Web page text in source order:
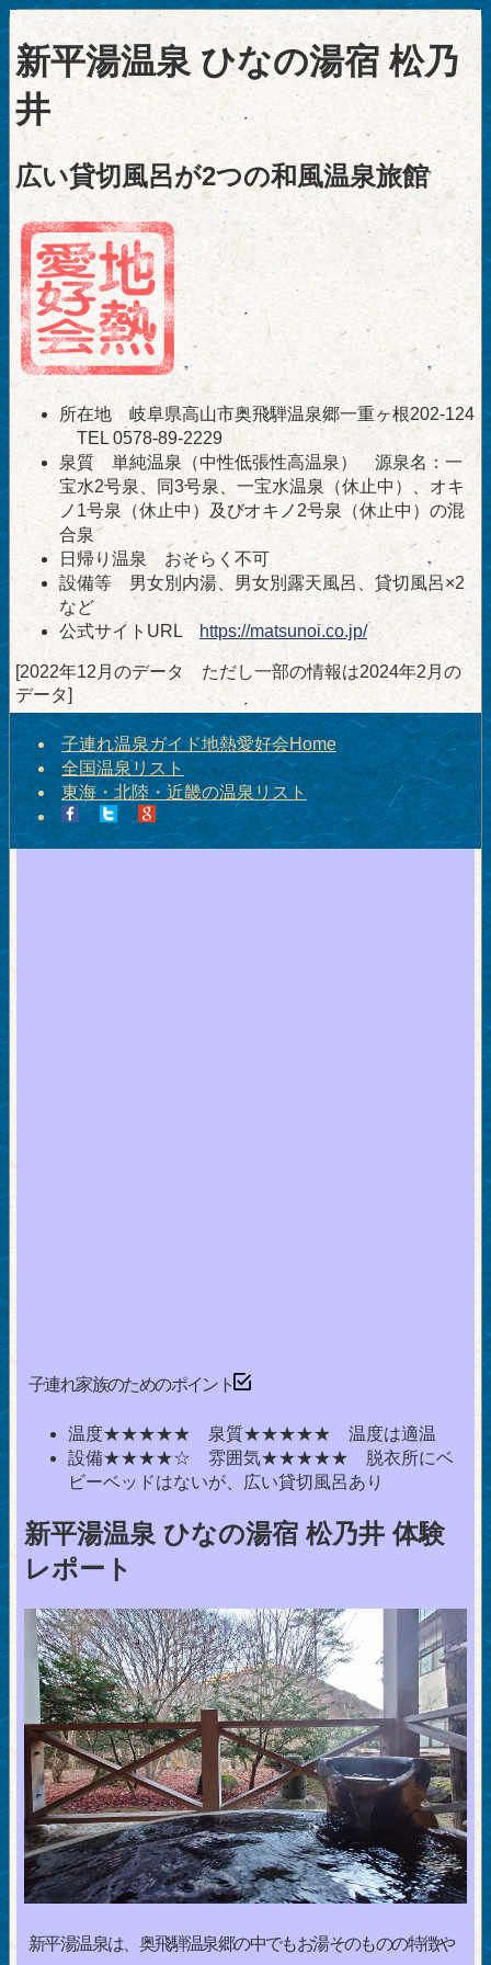
新平湯温泉 ひなの湯宿 松乃
井
広い貸切風呂が2つの和風温泉旅館
所在地 岐阜県高山市奥飛騨温泉郷一重ヶ根202-124
TEL 0578-89-2229
泉質 単純温泉（中性低張性高温泉） 源泉名：一
宝水2号泉、同3号泉、一宝水温泉（休止中）、オキ
ノ1号泉（休止中）及びオキノ2号泉（休止中）の混
合泉
日帰り温泉 おそらく不可
設備等 男女別内湯、男女別露天風呂、貸切風呂×2
など
公式サイトURL
https://matsunoi.co.jp/
[2022年12月のデータ ただし一部の情報は2024年2月の
データ]
子連れ温泉ガイド地熱愛好会Home
全国温泉リスト
東海・北陸・近畿の温泉リスト
子連れ家族のためのポイント
温度★★★★★ 泉質★★★★★ 温度は適温
設備★★★★☆ 雰囲気★★★★★ 脱衣所にベ
ビーベッドはないが、広い貸切風呂あり
新平湯温泉 ひなの湯宿 松乃井 体験
レポート
新平湯温泉は、奥飛騨温泉郷の中でもお湯そのものの特徴や